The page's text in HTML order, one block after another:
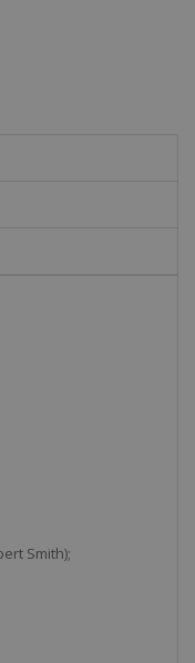
Smith);